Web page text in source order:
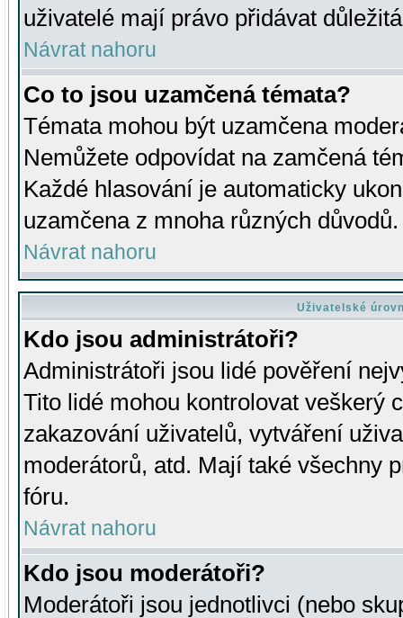
uživatelé mají právo přidávat
Návrat nahoru
Co to jsou uzamčená témata?
Témata mohou být uzamčena
Nemůžete odpovídat na zamčená
Každé hlasování je automaticky
uzamčena z mnoha různých důvodů.
Návrat nahoru
Uživatelské
Kdo jsou administrátoři?
Administrátoři jsou lidé pověření
Tito lidé mohou kontrolovat veškerý
zakazování uživatelů, vytváření
moderátorů, atd. Mají také všechny
fóru.
Návrat nahoru
Kdo jsou moderátoři?
Moderátoři jsou jednotlivci (nebo